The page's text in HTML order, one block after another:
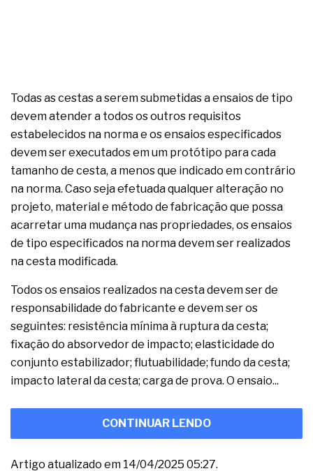
Todas as cestas a serem submetidas a ensaios de tipo
devem atender a todos os outros requisitos
estabelecidos na norma e os ensaios especificados
devem ser executados em um protótipo para cada
tamanho de cesta, a menos que indicado em contrário
na norma. Caso seja efetuada qualquer alteração no
projeto, material e método de fabricação que possa
acarretar uma mudança nas propriedades, os ensaios
de tipo especificados na norma devem ser realizados
na cesta modificada.
Todos os ensaios realizados na cesta devem ser de
responsabilidade do fabricante e devem ser os
seguintes: resistência mínima à ruptura da cesta;
fixação do absorvedor de impacto; elasticidade do
conjunto estabilizador; flutuabilidade; fundo da cesta;
impacto lateral da cesta; carga de prova. O ensaio...
CONTINUAR LENDO
Artigo atualizado em 14/04/2025 05:27.